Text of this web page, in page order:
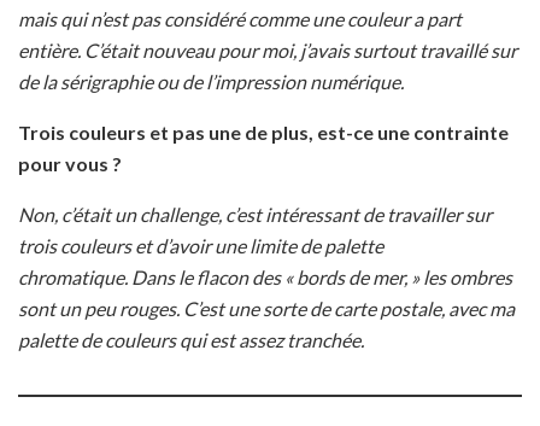
mais qui n’est pas considéré comme une couleur a part
entière. C’était nouveau pour moi, j’avais surtout travaillé sur
de la sérigraphie ou de l’impression numérique.
Trois couleurs et pas une de plus, est-ce une contrainte
pour vous ?
Non, c’était un challenge, c’est intéressant de travailler sur
trois couleurs et d’avoir une limite de palette
chromatique. Dans le flacon des « bords de mer, » les ombres
sont un peu rouges. C’est une sorte de carte postale, avec ma
palette de couleurs qui est assez tranchée.